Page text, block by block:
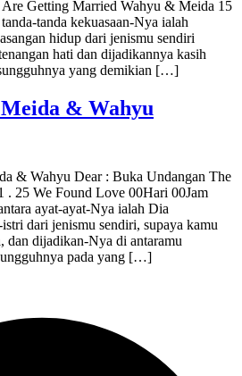
Getting Married Wahyu & Meida 15
tanda kekuasaan-Nya ialah
hidup dari jenismu sendiri
hati dan dijadikannya kasih
yang demikian […]
& Wahyu
& Wahyu Dear : Buka Undangan The
25 We Found Love 00Hari 00Jam
ayat-ayat-Nya ialah Dia
dari jenismu sendiri, supaya kamu
dan dijadikan-Nya di antaramu
pada yang […]